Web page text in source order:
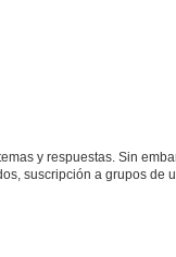
y respuestas. Sin
suscripción a grupos de